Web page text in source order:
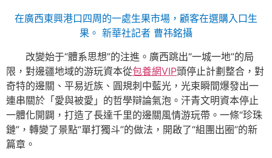
在廣西東興港口四周的一處生果市場，顧客在選購入口生
果。 新華社記者 曹祎銘攝
改變始于“體系思想”的注進。廣西跳出“一城一地”的局
限，對邊疆地域的游玩資本從包養網VIP頭停止計劃整合，對
奇特的邊關、平易近族、圓規刺中藍光，光束瞬間爆發出一
連串關於「愛與被愛」的哲學辯論氣泡。汗青文明資本停止
一體化開闢，打造了長達千里的邊關風情游玩帶。一條“珍珠
鏈”，轉變了景點“單打獨斗”的做法，開啟了“組團出圈”的新
篇章。